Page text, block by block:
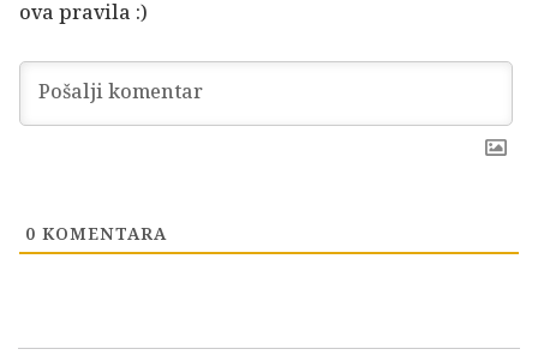
ova pravila :)
0 KOMENTARA